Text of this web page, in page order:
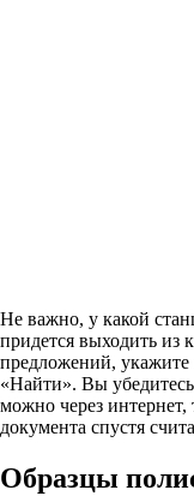
Не важно, у какой
придется выходить из
предложений,
«Найти». Вы
можно через
документа спустя
Образцы